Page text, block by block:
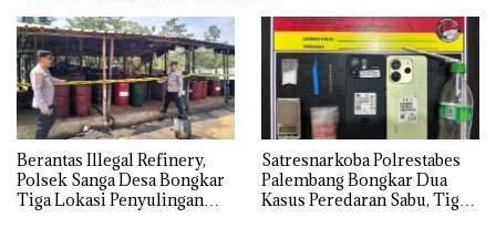
Berantas Illegal Refinery,
Polsek Sanga Desa Bongkar
Tiga Lokasi Penyulingan
Satresnarkoba Polrestabes
Palembang Bongkar Dua
Kasus Peredaran Sabu, Tiga